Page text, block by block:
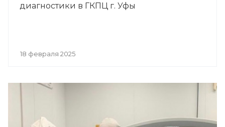
диагностики в ГКПЦ г. Уфы
18 февраля 2025